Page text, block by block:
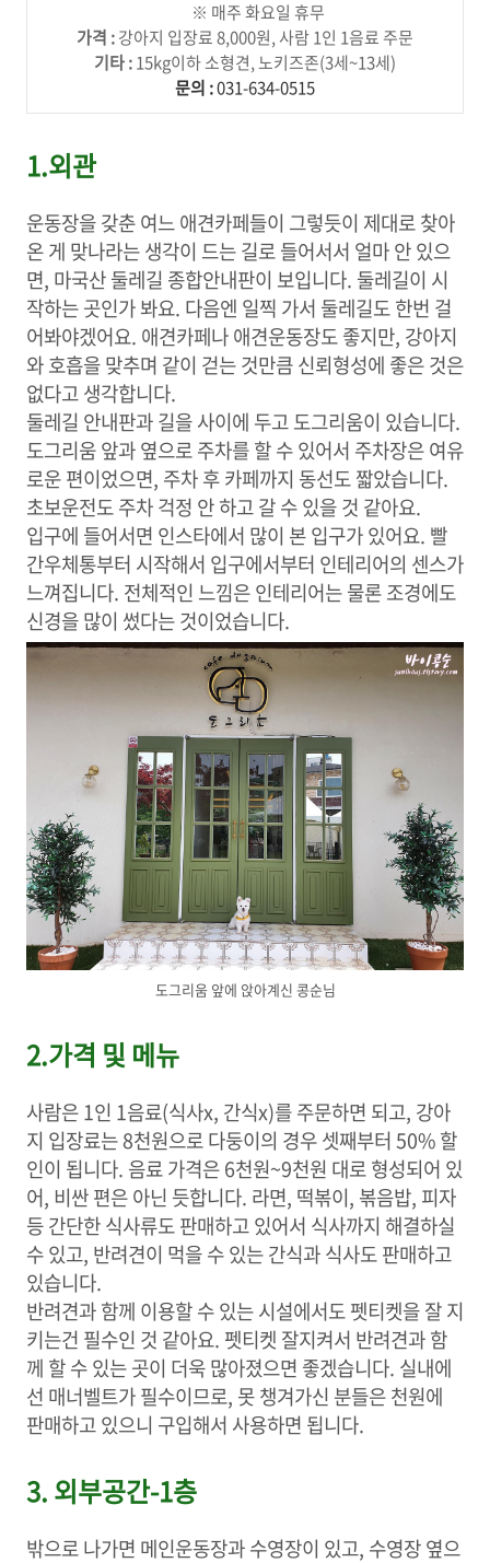
※ 매주 화요일 휴무
가격 :강아지 입장료 8,000원, 사람 1인 1음료 주문
기타 :15kg이하 소형견, 노키즈존(3세~13세)
문의 :031-634-0515
1.외관
운동장을 갖춘 여느 애견카페들이 그렇듯이 제대로 찾아
온 게 맞나라는 생각이 드는 길로 들어서서 얼마 안 있으
면, 마국산 둘레길 종합안내판이 보입니다. 둘레길이 시
작하는 곳인가 봐요. 다음엔 일찍 가서 둘레길도 한번 걸
어봐야겠어요. 애견카페나 애견운동장도 좋지만, 강아지
와 호흡을 맞추며 같이 걷는 것만큼 신뢰형성에 좋은 것은
없다고 생각합니다.
둘레길 안내판과 길을 사이에 두고 도그리움이 있습니다.
도그리움 앞과 옆으로 주차를 할 수 있어서 주차장은 여유
로운 편이었으면, 주차 후 카페까지 동선도 짧았습니다.
초보운전도 주차 걱정 안 하고 갈 수 있을 것 같아요.
입구에 들어서면 인스타에서 많이 본 입구가 있어요. 빨
간우체통부터 시작해서 입구에서부터 인테리어의 센스가
느껴집니다. 전체적인 느낌은 인테리어는 물론 조경에도
신경을 많이 썼다는 것이었습니다.
도그리움 앞에 앉아계신 콩순님
2.가격 및 메뉴
사람은 1인 1음료(식사x, 간식x)를 주문하면 되고, 강아
지 입장료는 8천원으로 다둥이의 경우 셋째부터 50% 할
인이 됩니다. 음료 가격은 6천원~9천원 대로 형성되어 있
어, 비싼 편은 아닌 듯합니다. 라면, 떡볶이, 볶음밥, 피자
등 간단한 식사류도 판매하고 있어서 식사까지 해결하실
수 있고, 반려견이 먹을 수 있는 간식과 식사도 판매하고
있습니다.
반려견과 함께 이용할 수 있는 시설에서도 펫티켓을 잘 지
키는건 필수인 것 같아요. 펫티켓 잘지켜서 반려견과 함
께 할 수 있는 곳이 더욱 많아졌으면 좋겠습니다. 실내에
선 매너벨트가 필수이므로, 못 챙겨가신 분들은 천원에
판매하고 있으니 구입해서 사용하면 됩니다.
3. 외부공간-1층
밖으로 나가면 메인운동장과 수영장이 있고, 수영장 옆으